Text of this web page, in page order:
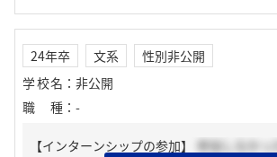
24年卒 文系
性別非公開
学校名 ： 非公開
職種 ： -
【インターンシップの参加】
参加しなかった